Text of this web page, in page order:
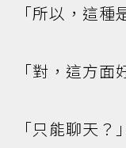
「所以，這種
「對，這方面
「只能聊天？」